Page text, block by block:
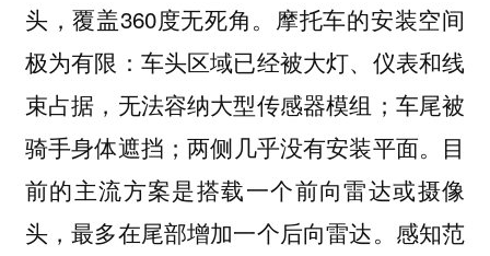
头，覆盖360度无死角。摩托车的安装空间
极为有限：车头区域已经被大灯、仪表和线
束占据，无法容纳大型传感器模组；车尾被
骑手身体遮挡；两侧几乎没有安装平面。目
前的主流方案是搭载一个前向雷达或摄像
头，最多在尾部增加一个后向雷达。感知范